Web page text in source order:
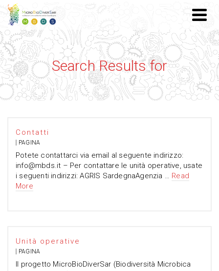
Search Results for
Contatti
PAGINA
Potete contattarci via email al seguente indirizzo:
info@mbds.it – Per contattare le unità operative, usate
i seguenti indirizzi: AGRIS SardegnaAgenzia … Read
More
Unità operative
PAGINA
Il progetto MicroBioDiverSar (Biodiversità Microbica